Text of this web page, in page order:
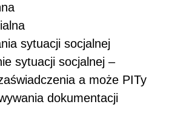
sytuacji socjalnej
sytuacji socjalnej –
a może PITy
dokumentacji